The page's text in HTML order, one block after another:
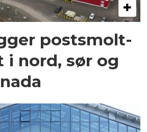
postsmolt-
i nord, sør og